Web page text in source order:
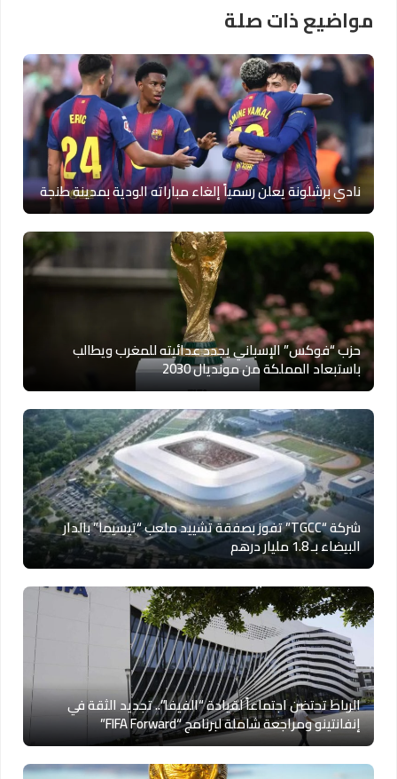
مواضيع ذات صلة
نادي برشلونة يعلن رسمياً إلغاء مباراته الودية بمدينة طنجة
حزب “فوكس” الإسباني يجدد عدائيته للمغرب ويطالب
باستبعاد المملكة من مونديال 2030
شركة “TGCC” تفوز بصفقة تشييد ملعب “تيسيما” بالدار
البيضاء بـ 1.8 مليار درهم
الرباط تحتضن اجتماعاً لقيادة “الفيفا”.. تجديد الثقة في
إنفانتينو ومراجعة شاملة لبرنامج “FIFA Forward”